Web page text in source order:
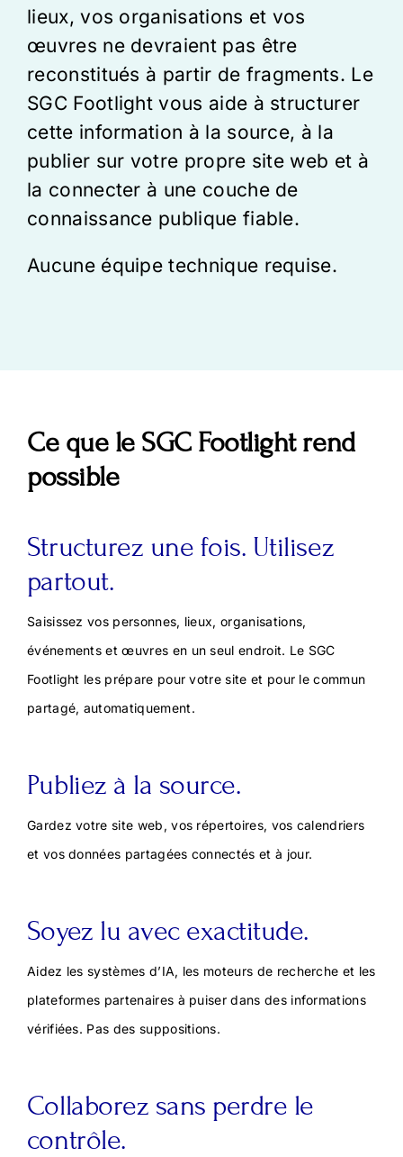
lieux, vos organisations et vos
œuvres ne devraient pas être
reconstitués à partir de fragments. Le
SGC Footlight vous aide à structurer
cette information à la source, à la
publier sur votre propre site web et à
la connecter à une couche de
connaissance publique fiable.
Aucune équipe technique requise.
Ce que le SGC Footlight rend
possible
Structurez une fois. Utilisez
partout.
Saisissez vos personnes, lieux, organisations,
événements et œuvres en un seul endroit. Le SGC
Footlight les prépare pour votre site et pour le commun
partagé, automatiquement.
Publiez à la source.
Gardez votre site web, vos répertoires, vos calendriers
et vos données partagées connectés et à jour.
Soyez lu avec exactitude.
Aidez les systèmes d’IA, les moteurs de recherche et les
plateformes partenaires à puiser dans des informations
vérifiées. Pas des suppositions.
Collaborez sans perdre le
contrôle.